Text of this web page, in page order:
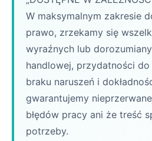
W maksymalnym zakresie
prawo, zrzekamy się
wyraźnych lub
handlowej, przydatności
braku naruszeń i
gwarantujemy
błędów pracy ani że treść
potrzeby.